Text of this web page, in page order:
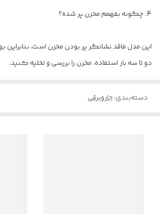
4. چگونه بفهمم مخزن پر شده؟
این مدل فاقد نشانگر پر بودن مخزن است، بنابراین
دو تا سه بار استفاده، مخزن را بررسی و تخلیه کنید.
دسته‌بندی:جاروبرقی